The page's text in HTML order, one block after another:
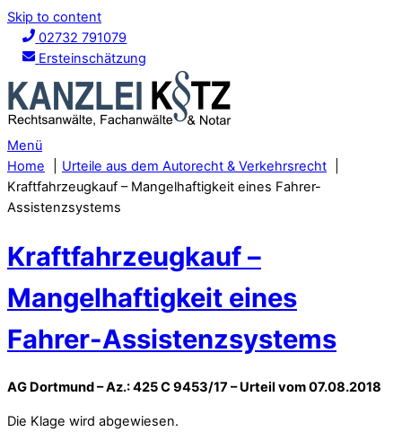
Skip to content
02732 791079
Ersteinschätzung
Menü
Home
Urteile aus dem Autorecht & Verkehrsrecht
Kraftfahrzeugkauf – Mangelhaftigkeit eines Fahrer-
Assistenzsystems
Kraftfahrzeugkauf –
Mangelhaftigkeit eines
Fahrer-Assistenzsystems
AG Dortmund – Az.: 425 C 9453/17 – Urteil vom 07.08.2018
Die Klage wird abgewiesen.